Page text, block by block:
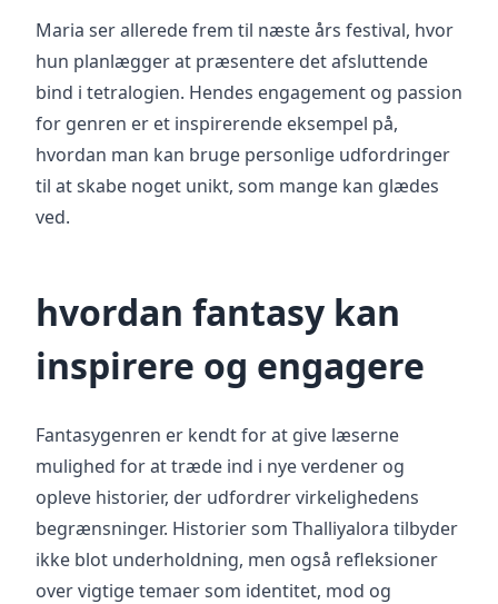
Maria ser allerede frem til næste års festival, hvor
hun planlægger at præsentere det afsluttende
bind i tetralogien. Hendes engagement og passion
for genren er et inspirerende eksempel på,
hvordan man kan bruge personlige udfordringer
til at skabe noget unikt, som mange kan glædes
ved.
hvordan fantasy kan
inspirere og engagere
Fantasygenren er kendt for at give læserne
mulighed for at træde ind i nye verdener og
opleve historier, der udfordrer virkelighedens
begrænsninger. Historier som Thalliyalora tilbyder
ikke blot underholdning, men også refleksioner
over vigtige temaer som identitet, mod og